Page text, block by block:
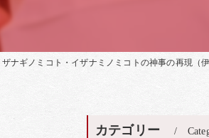
社一覧（７５社）県別表示｜三々九度東京
ザナギノミコト・イザナミノミコトの神事の再現（
カテゴリー